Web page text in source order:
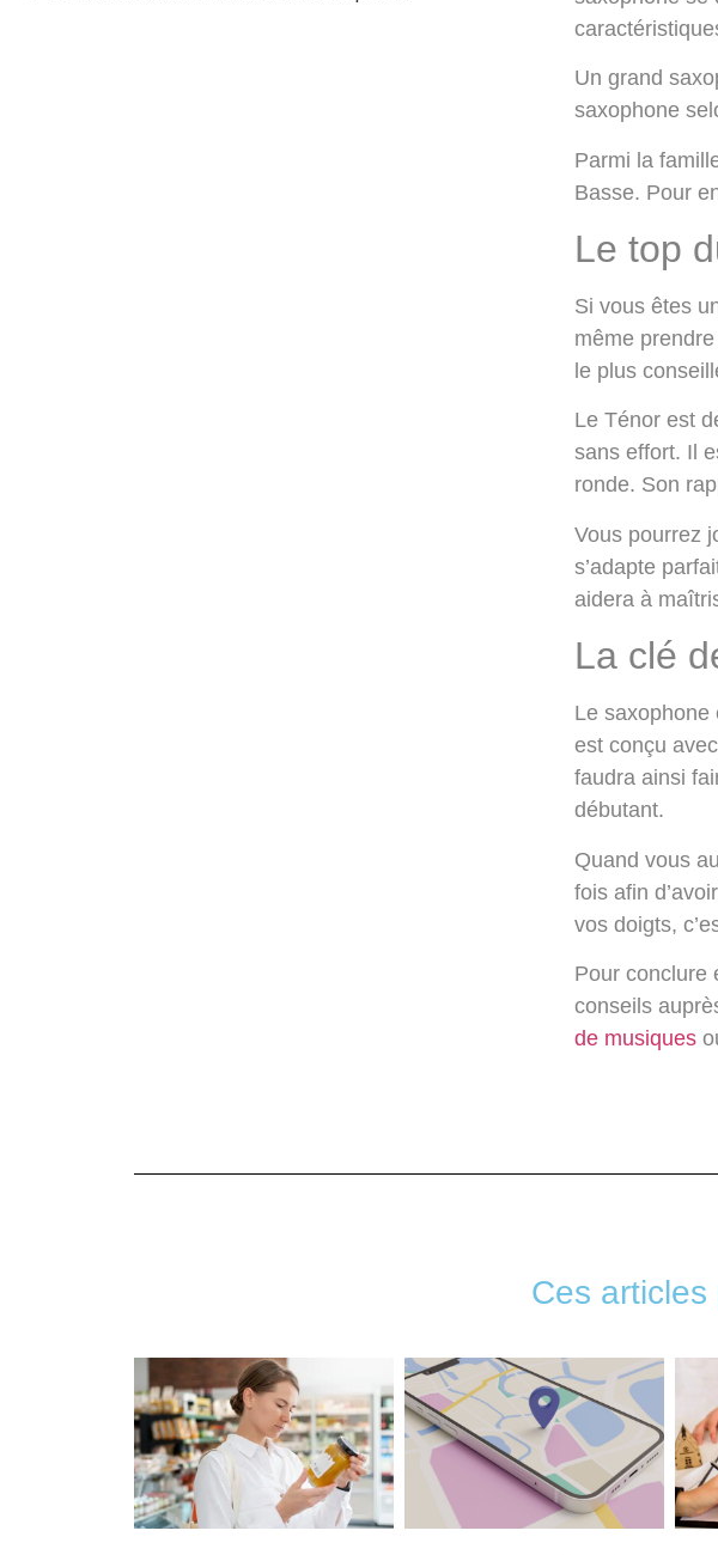
Un grand
saxophone
Parmi la
Basse. Pour
Le top
Si vous êtes
même
le plus
Le Ténor est
sans effort. Il
ronde. Son
Vous pourrez
s’adapte
aidera à
La clé
Le saxophone
est conçu
faudra ainsi
débutant.
Quand vous
fois afin
vos doigts,
Pour conclure
conseils
de musiques
Ces